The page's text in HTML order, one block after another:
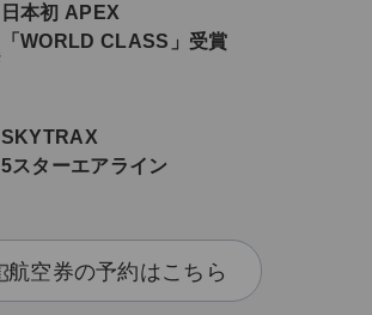
日本初 APEX
「WORLD CLASS」受賞
SKYTRAX
5スターエアライン
航空券の予約はこちら